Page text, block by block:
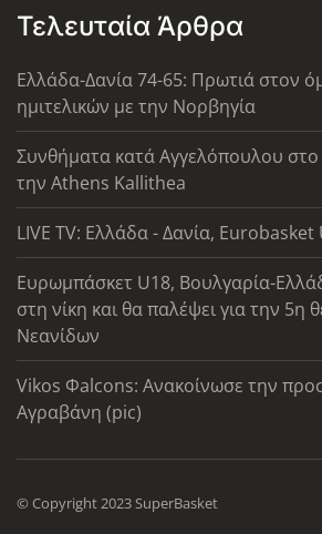
Τελευταία Άρθρα
Ελλάδα-Δανία 74-65: Πρωτιά στον
ημιτελικών με την Νορβηγία
Συνθήματα κατά Αγγελόπουλου στο
την Athens Kallithea
LIVE TV: Ελλάδα - Δανία,
Ευρωμπάσκετ U18, Βουλγαρία-
στη νίκη και θα παλέψει για την 5η
Νεανίδων
Vikos Φalcons: Ανακοίνωσε την
Αγραβάνη (pic)
© Copyright 2023 SuperBasket